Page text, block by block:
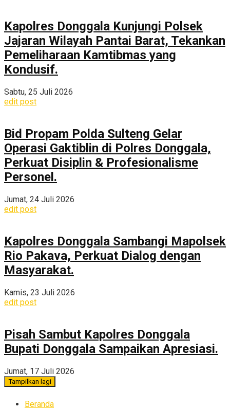
Kapolres Donggala Kunjungi Polsek
Jajaran Wilayah Pantai Barat, Tekankan
Pemeliharaan Kamtibmas yang
Kondusif.
Sabtu, 25 Juli 2026
edit post
Bid Propam Polda Sulteng Gelar
Operasi Gaktiblin di Polres Donggala,
Perkuat Disiplin & Profesionalisme
Personel.
Jumat, 24 Juli 2026
edit post
Kapolres Donggala Sambangi Mapolsek
Rio Pakava, Perkuat Dialog dengan
Masyarakat.
Kamis, 23 Juli 2026
edit post
Pisah Sambut Kapolres Donggala
Bupati Donggala Sampaikan Apresiasi.
Jumat, 17 Juli 2026
Tampilkan lagi
Beranda